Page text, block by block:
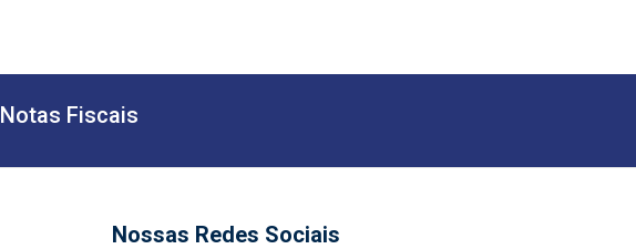
Notas Fiscais
Nossas Redes Sociais